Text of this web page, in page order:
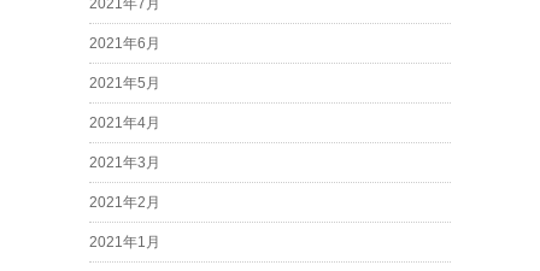
2021年7月
2021年6月
2021年5月
2021年4月
2021年3月
2021年2月
2021年1月